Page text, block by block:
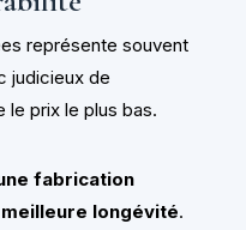
représente souvent
judicieux de
le prix le plus bas.
fabrication
longévité.